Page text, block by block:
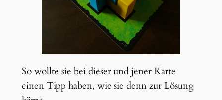
So wollte sie bei dieser und jener Karte
einen Tipp haben, wie sie denn zur Lösung